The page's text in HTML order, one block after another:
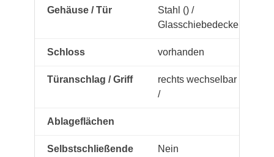
Gehäuse / Tür
Stahl () /
Glasschiebedeckel
Schloss vorhanden
Türanschlag / Griff
rechts wechselbar
/
Ablageflächen
Selbstschließende
Nein